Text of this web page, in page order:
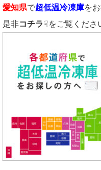
愛知県で超低温冷凍庫を
是非コチラ☟をご覧くださ